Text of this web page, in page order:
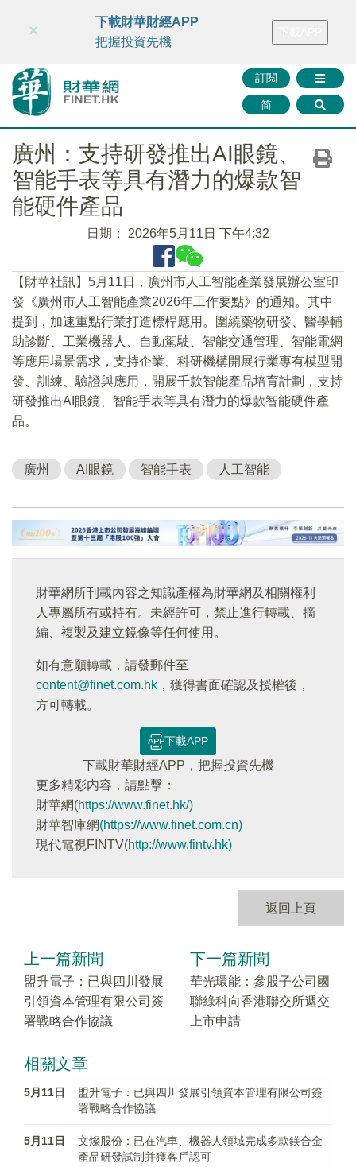
財華智庫網 FINTV FINMETA 財華證券 媒體矩陣
訂閱
简
×
下載財華財經APP
把握投資先機
廣州：支持研發推出AI眼鏡、
智能手表等具有潛力的爆款智
能硬件產品
日期： 2026年5月11日 下午4:32
​【財華社訊】5月11日，廣州市人工智能產業發展辦公室印
發《廣州市人工智能產業2026年工作要點》的通知。其中
提到，加速重點行業打造標桿應用。圍繞藥物研發、醫學輔
助診斷、工業機器人、自動駕駛、智能交通管理、智能電網
等應用場景需求，支持企業、科研機構開展行業專有模型開
發、訓練、驗證與應用，開展千款智能產品培育計劃，支持
研發推出AI眼鏡、智能手表等具有潛力的爆款智能硬件產
品。
廣州 AI眼鏡 智能手表 人工智能
財華網所刊載內容之知識產權為財華網及相關權利
人專屬所有或持有。未經許可，禁止進行轉載、摘
編、複製及建立鏡像等任何使用。
如有意願轉載，請發郵件至
content@finet.com.hk ，獲得書面確認及授權後，
方可轉載。
下載APP
下載財華財經APP，把握投資先機
更多精彩内容，請點擊：
財華網(https://www.finet.hk/)
財華智庫網(https://www.finet.com.cn)
現代電視FINTV(http://www.fintv.hk)
返回上頁
上一篇新聞
盟升電子：已與四川發展
引領資本管理有限公司簽
署戰略合作協議
下一篇新聞
華光環能：參股子公司國
聯綠科向香港聯交所遞交
上市申請
相關文章
5月11日
盟升電子：已與四川發展引領資本管理有限公司簽
署戰略合作協議
5月11日
文燦股份：已在汽車、機器人領域完成多款鎂合金
產品研發試制并獲客戶認可